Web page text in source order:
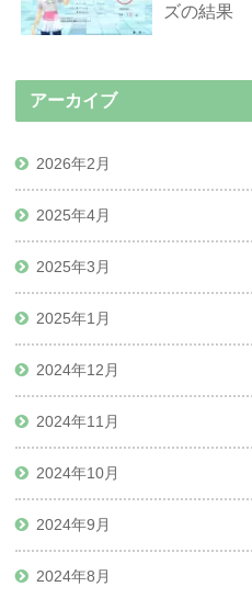
ズの結果
アーカイブ
2026年2月
2025年4月
2025年3月
2025年1月
2024年12月
2024年11月
2024年10月
2024年9月
2024年8月